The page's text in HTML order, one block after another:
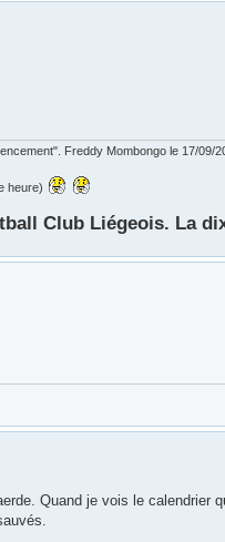
Freddy Mombongo le 17/09/
heure)
Club Liégeois. La
Quand je vois le calendrier